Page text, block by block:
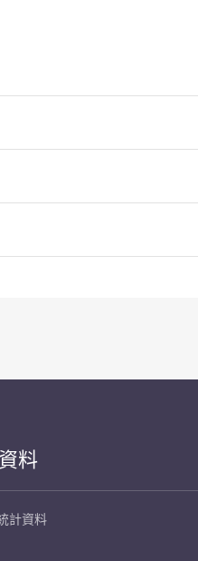
料
計資料